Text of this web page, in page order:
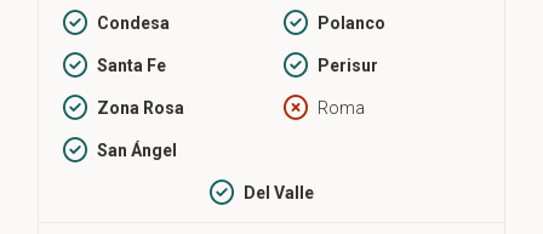
Condesa Polanco
Santa Fe Perisur
Zona Rosa Roma
San Ángel
Del Valle